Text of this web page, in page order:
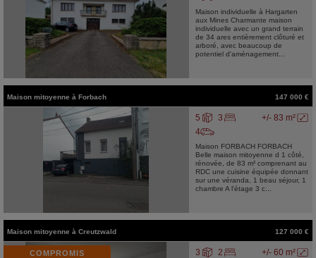
Maison individuelle à Hargarten
aux Mines Charmante maison
individuelle avec un grand terrain
de 34 ares entièrement clôturé et
arboré, avec beaucoup de
potentiel d'aménagement...
Maison mitoyenne à Forbach 147 000 €
+/- 83 m²
5
3
4
Maison FORBACH FORBACH
Belle maison mitoyenne d 1 côté,
rénovée, de 83 m² comprenant au
RDC une cuisine équipée donnant
sur une véranda, 1 beau séjour, 1
chambre A l'étage 3 c...
Maison mitoyenne à Creutzwald 127 000 €
COMPROMIS +/- 60 m²
3
2